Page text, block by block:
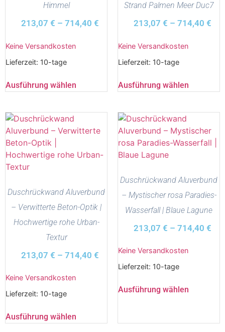
Himmel
213,07 € – 714,40 €
Keine Versandkosten
Lieferzeit: 10-tage
Ausführung wählen
Strand Palmen Meer Duc7
213,07 € – 714,40 €
Keine Versandkosten
Lieferzeit: 10-tage
Ausführung wählen
Duschrückwand Aluverbund
– Verwitterte Beton-Optik |
Hochwertige rohe Urban-
Textur
213,07 € – 714,40 €
Keine Versandkosten
Lieferzeit: 10-tage
Ausführung wählen
Duschrückwand Aluverbund
– Mystischer rosa Paradies-
Wasserfall | Blaue Lagune
213,07 € – 714,40 €
Keine Versandkosten
Lieferzeit: 10-tage
Ausführung wählen